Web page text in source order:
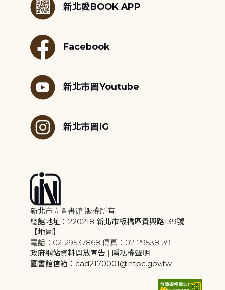
新北愛BOOK APP
Facebook
新北市圖Youtube
新北市圖IG
新北市立圖書館 版權所有
總館地址：220218 新北市板橋區貴興路139號
【地圖】
電話：02-29537868 傳真：02-29538139
政府網站資料開放宣告 | 隱私權聲明
圖書館信箱：cad2170001@ntpc.gov.tw